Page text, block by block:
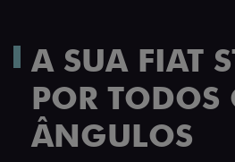
A SUA FIAT
POR TODOS
ÂNGULOS